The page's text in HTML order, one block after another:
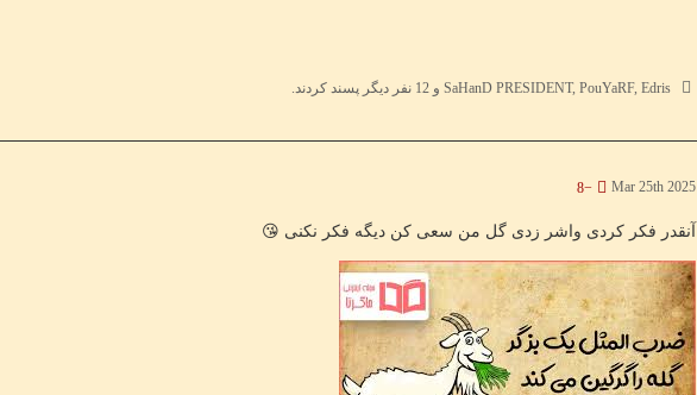
SaHanD PRESIDENT, PouYaRF, Edris و 12 نفر دیگر پسند کردند.
Mar 25th 2025
−8
آنقدر فکر کردی واشر زدی گل من سعی کن دیگه فکر نکنی 😘